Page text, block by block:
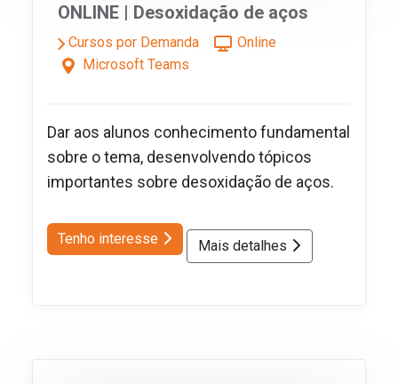
ONLINE | Desoxidação de aços
Cursos por Demanda
Online
Microsoft Teams
Dar aos alunos conhecimento fundamental
sobre o tema, desenvolvendo tópicos
importantes sobre desoxidação de aços.
Tenho interesse Mais detalhes